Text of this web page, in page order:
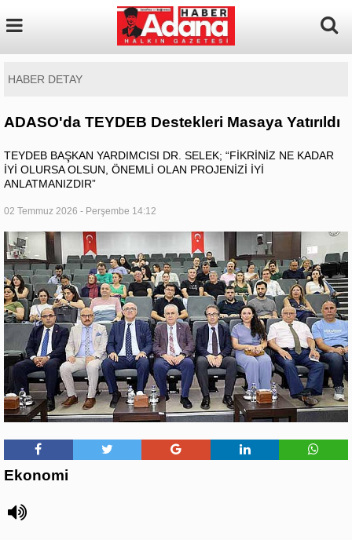
HABER DETAY
ADASO'da TEYDEB Destekleri Masaya Yatırıldı
TEYDEB BAŞKAN YARDIMCISI DR. SELEK; “FİKRİNİZ NE KADAR
İYİ OLURSA OLSUN, ÖNEMLİ OLAN PROJENİZİ İYİ
ANLATMANIZDIR”
02 Temmuz 2026 - Perşembe 14:12
Ekonomi